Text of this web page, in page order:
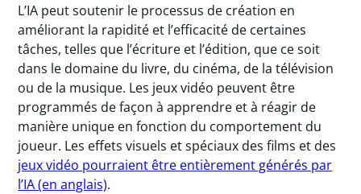
L’IA peut soutenir le processus de création en
améliorant la rapidité et l’efficacité de certaines
tâches, telles que l’écriture et l’édition, que ce soit
dans le domaine du livre, du cinéma, de la télévision
ou de la musique. Les jeux vidéo peuvent être
programmés de façon à apprendre et à réagir de
manière unique en fonction du comportement du
joueur. Les effets visuels et spéciaux des films et des
jeux vidéo pourraient être entièrement générés par
l’IA (en anglais).